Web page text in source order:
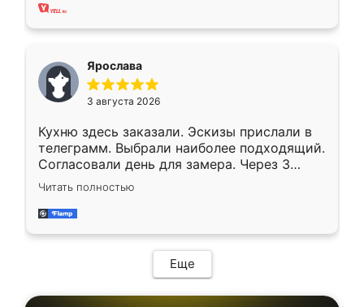
Ярослава
3 августа 2026
Кухню здесь заказали. Эскизы прислали в
телеграмм. Выбрали наиболее подходящий.
Согласовали день для замера. Через 3
недели кухня была уже готова. Остались
довольны работой. Спасибо Ренессанс
мебель за качественную работу!
Читать полностью
Еще